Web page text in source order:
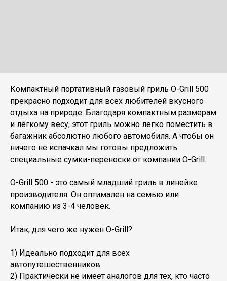
Компактный портативный газовый гриль O-Grill 500
прекрасно подходит для всех любителей вкусного
отдыха на природе. Благодаря компактным размерам
и лёгкому весу, этот гриль можно легко поместить в
багажник абсолютно любого автомобиля. А чтобы он
ничего не испачкал мы готовы предложить
специальные сумки-переноски от компании O-Grill.
O-Grill 500 - это самый младший гриль в линейке
производителя. Он оптимален на семью или
компанию из 3-4 человек.
Итак, для чего же нужен O-Grill?
1) Идеально подходит для всех
автопутешественников
2) Практически не имеет аналогов для тех, кто часто